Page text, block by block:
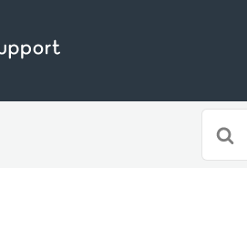
For